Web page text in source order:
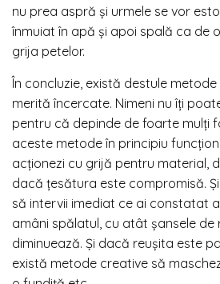
nu prea aspră și urmele se vor
înmuiat în apă și apoi spală ca de
grija petelor.
În concluzie, există destule
merită încercate. Nimeni nu îți
pentru că depinde de foarte mulți
aceste metode în principiu
acționezi cu grijă pentru material,
dacă țesătura este compromisă.
să intervii imediat ce ai constatat
amâni spălatul, cu atât șansele de
diminuează. Și dacă reușita este
există metode creative să